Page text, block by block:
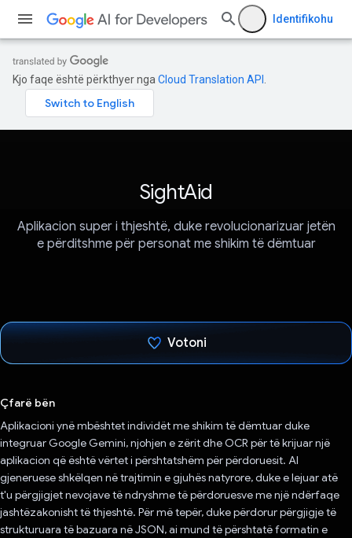
Identifikohu
Kjo faqe është përkthyer nga Cloud Translation API
SightAid
Aplikacion super i thjeshtë, duke revolucionarizuar jetën
e përditshme për personat me shikim të dëmtuar
Votoni
Çfarë bën
Aplikacioni ynë mbështet individët me shikim të dëmtuar duke
integruar Google Gemini, njohjen e zërit dhe OCR për të krijuar një
aplikacion që është vërtet i përshtatshëm për përdoruesit. AI
gjeneruese shkëlqen në trajtimin e gjuhës natyrore, duke e lejuar atë
t'u përgjigjet nevojave të ndryshme të përdoruesve me një ndërfaqe
jashtëzakonisht të thjeshtë. Për më tepër, duke përdorur përgjigje të
strukturuara të bazuara në JSON, ai mund të përshtatë formatin e